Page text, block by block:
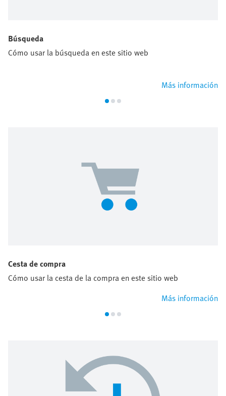
Búsqueda
Cómo usar la búsqueda en este sitio web
Más información
Cesta de compra
Cómo usar la cesta de la compra en este sitio web
Más información